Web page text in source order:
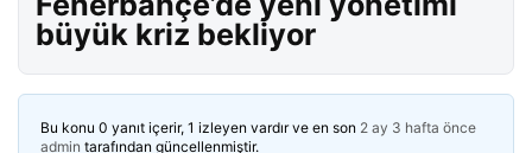
büyük kriz bekliyor
Bu konu 0 yanıt içerir, 1 izleyen vardır ve en son 2 ay 3 hafta önce
admin tarafından güncellenmiştir.